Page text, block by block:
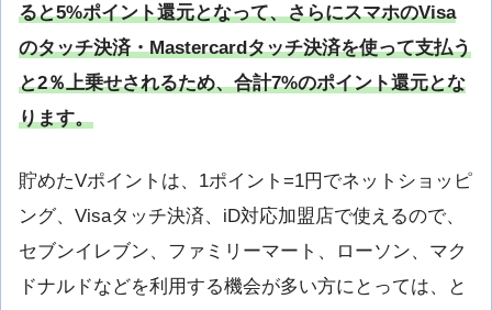
ると5%ポイント還元となって、さらにスマホのVisa
のタッチ決済・Mastercardタッチ決済を使って支払う
と2％上乗せされるため、合計7%のポイント還元とな
ります。
貯めたVポイントは、1ポイント=1円でネットショッピ
ング、Visaタッチ決済、iD対応加盟店で使えるので、
セブンイレブン、ファミリーマート、ローソン、マク
ドナルドなどを利用する機会が多い方にとっては、と